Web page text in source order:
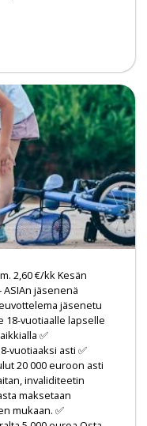
2,60 €/kk Kesän
jäsenenä
jäsenetu
18-vuotiaalle lapselle
✅
vuotiaaksi asti ✅
20 000 euroon asti
invaliditeetin
maksetaan
mukaan. ✅